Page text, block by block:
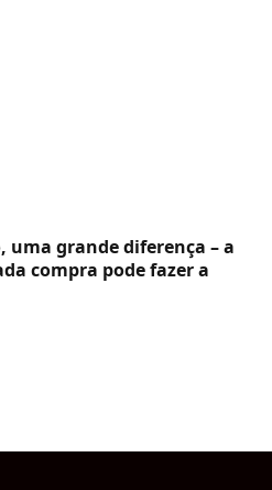
uma grande diferença – a
compra pode fazer a